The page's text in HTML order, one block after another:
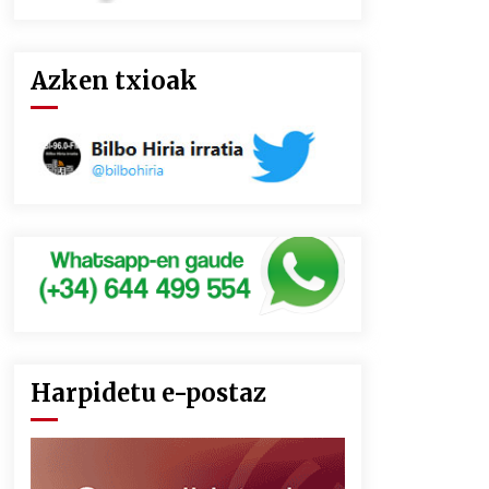
Azken txioak
Harpidetu e-postaz